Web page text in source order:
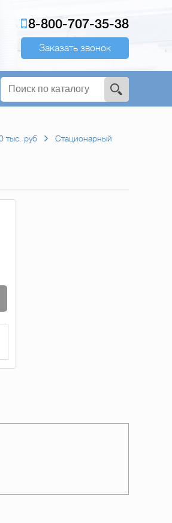
8-800-707-35-38
Заказать звонок
тыс. руб
Стационарный